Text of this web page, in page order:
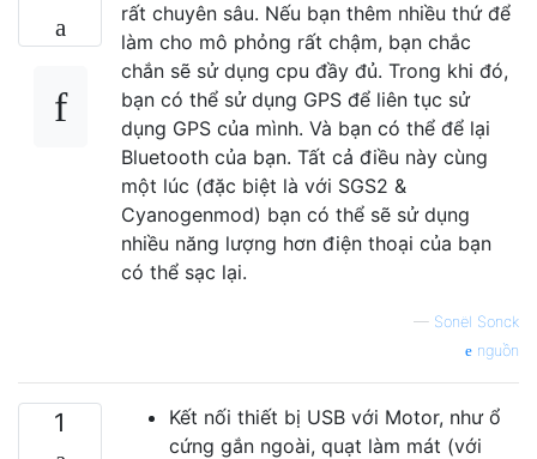
rất chuyên sâu. Nếu bạn thêm nhiều thứ để
làm cho mô phỏng rất chậm, bạn chắc
chắn sẽ sử dụng cpu đầy đủ. Trong khi đó,
bạn có thể sử dụng GPS để liên tục sử
dụng GPS của mình. Và bạn có thể để lại
Bluetooth của bạn. Tất cả điều này cùng
một lúc (đặc biệt là với SGS2 &
Cyanogenmod) bạn có thể sẽ sử dụng
nhiều năng lượng hơn điện thoại của bạn
có thể sạc lại.
— Sonël Sonck
nguồn
1
Kết nối thiết bị USB với Motor, như ổ
cứng gắn ngoài, quạt làm mát (với